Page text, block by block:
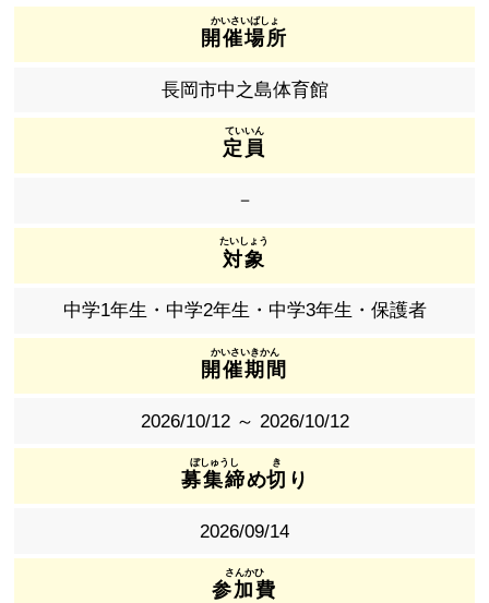
開催場所
長岡市中之島体育館
定員
－
対象
中学1年生・中学2年生・中学3年生・保護者
開催期間
2026/10/12 ～ 2026/10/12
募集締め切 り
2026/09/14
参加費